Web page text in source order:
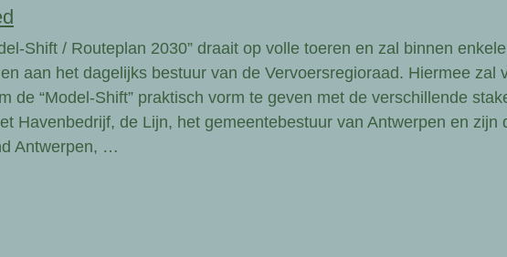
Shift / Routeplan 2030” draait op volle toeren en zal binnen
aan het dagelijks bestuur van de Vervoersregioraad. Hiermee zal
de “Model-Shift” praktisch vorm te geven met de verschillende
Havenbedrijf, de Lijn, het gemeentebestuur van Antwerpen en zijn
Antwerpen, …